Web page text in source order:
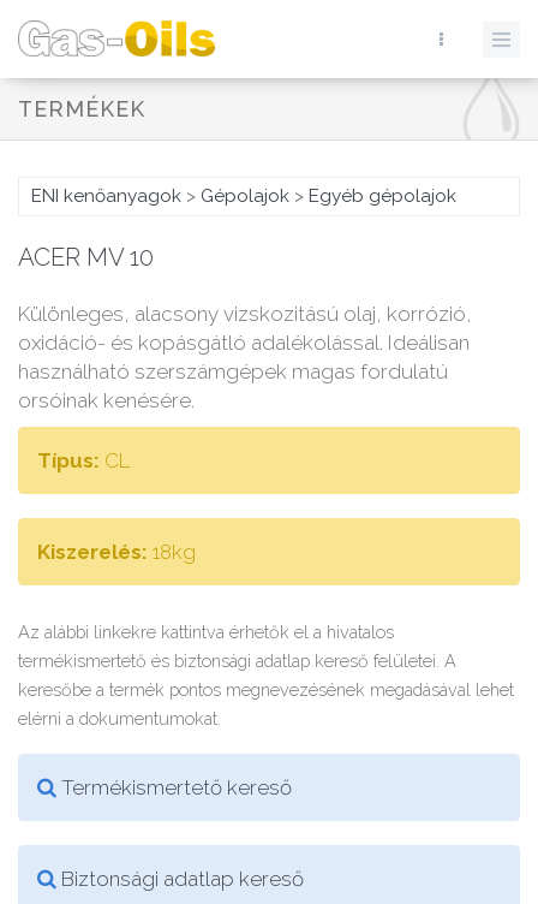
TERMÉKEK
ENI kenőanyagok > Gépolajok > Egyéb gépolajok
ACER MV 10
Különleges, alacsony vizskozitású olaj, korrózió,
oxidáció- és kopásgátló adalékolással. Ideálisan
használható szerszámgépek magas fordulatú
orsóinak kenésére.
Típus: CL
Kiszerelés: 18kg
Az alábbi linkekre kattintva érhetők el a hivatalos
termékismertető és biztonsági adatlap kereső felületei. A
keresőbe a termék pontos megnevezésének megadásával lehet
elérni a dokumentumokat.
Termékismertető kereső
Biztonsági adatlap kereső